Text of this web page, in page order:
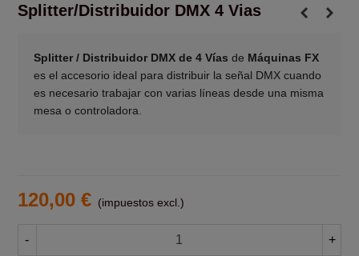
Splitter/Distribuidor DMX 4 Vias
Splitter / Distribuidor DMX de 4 Vías de Máquinas FX
es el accesorio ideal para distribuir la señal DMX cuando
es necesario trabajar con varias líneas desde una misma
mesa o controladora.
120,00 € (impuestos excl.)
- +